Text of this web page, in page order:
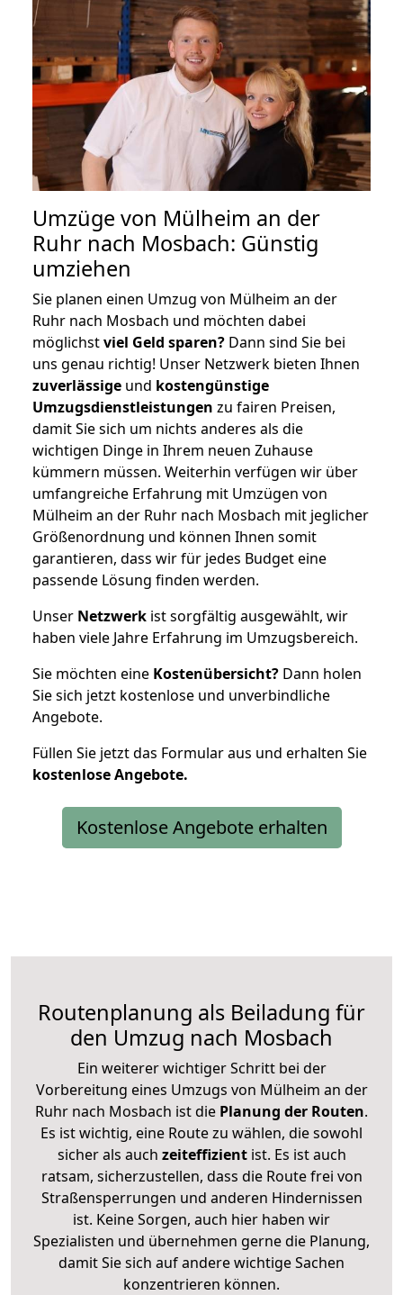
Umzüge von Mülheim an der
Ruhr nach Mosbach: Günstig
umziehen
Sie planen einen Umzug von Mülheim an der
Ruhr nach Mosbach und möchten dabei
möglichstviel Geld sparen? Dann sind Sie bei
uns genau richtig! Unser Netzwerk bieten Ihnen
zuverlässige und kostengünstige
Umzugsdienstleistungen zu fairen Preisen,
damit Sie sich um nichts anderes als die
wichtigen Dinge in Ihrem neuen Zuhause
kümmern müssen. Weiterhin verfügen wir über
umfangreiche Erfahrung mit Umzügen von
Mülheim an der Ruhr nach Mosbach mit jeglicher
Größenordnung und können Ihnen somit
garantieren, dass wir für jedes Budget eine
passende Lösung finden werden.
Unser Netzwerk ist sorgfältig ausgewählt, wir
haben viele Jahre Erfahrung im Umzugsbereich.
Sie möchten eine Kostenübersicht? Dann holen
Sie sich jetzt kostenlose und unverbindliche
Angebote.
Füllen Sie jetzt das Formular aus und erhalten Sie
kostenloseAngebote.
Kostenlose Angebote erhalten
Routenplanung als Beiladung für
den Umzug nach Mosbach
Ein weiterer wichtiger Schritt bei der
Vorbereitung eines Umzugs von Mülheim an der
Ruhr nach Mosbach ist die Planung der Routen.
Es ist wichtig, eine Route zu wählen, die sowohl
sicher als auch zeiteffizientist. Es ist auch
ratsam, sicherzustellen, dass die Route frei von
Straßensperrungen und anderen Hindernissen
ist. Keine Sorgen, auch hier haben wir
Spezialisten und übernehmen gerne die Planung,
damit Sie sich auf andere wichtige Sachen
konzentrieren können.